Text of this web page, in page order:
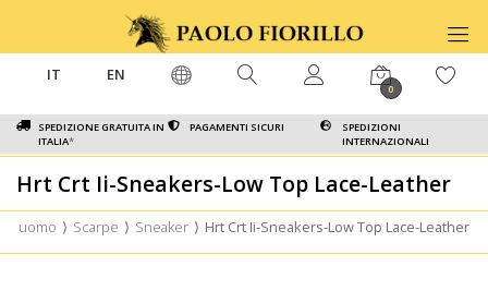
SPEDIZIONE GRATUITA IN
ITALIA*
PAGAMENTI SICURI
SPEDIZIONI
INTERNAZIONALI
IT EN
0
Hrt Crt Ii-Sneakers-Low Top Lace-Leather
uomo ⟩ Scarpe ⟩ Sneaker ⟩ Hrt Crt Ii-Sneakers-Low Top Lace-Leather